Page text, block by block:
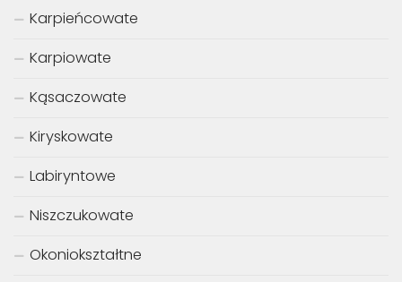
Karpieńcowate
Karpiowate
Kąsaczowate
Kiryskowate
Labiryntowe
Niszczukowate
Okoniokształtne